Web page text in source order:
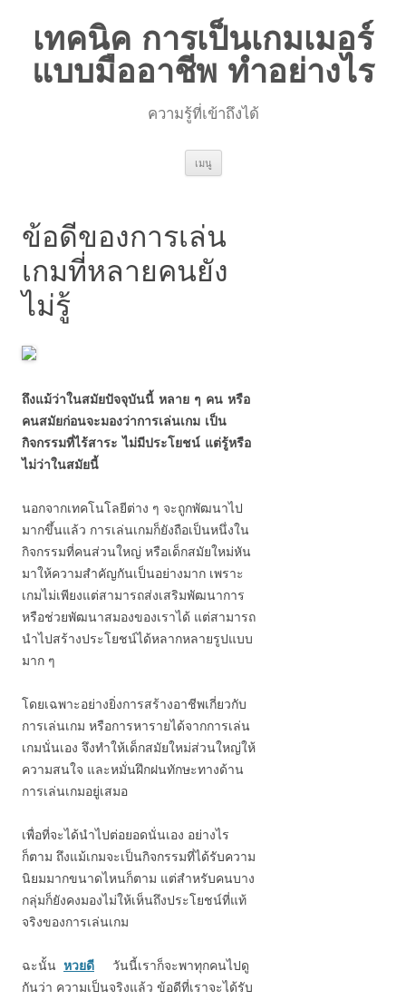
เทคนิค การเป็นเกมเมอร์
แบบมืออาชีพ ทำอย่างไร
ความรู้ที่เข้าถึงได้
เมนู ข้าม
ยัง
ข้อดีของการเล่น
เกมที่หลายคนยัง
ไม่รู้
ถึงแม้ว่าในสมัยปัจจุบันนี้ หลาย ๆ คน หรือ
คนสมัยก่อนจะมองว่าการเล่นเกม เป็น
กิจกรรมที่ไร้สาระ ไม่มีประโยชน์ แต่รู้หรือ
ไม่ว่าในสมัยนี้
นอกจากเทคโนโลยีต่าง ๆ จะถูกพัฒนาไป
มากขึ้นแล้ว การเล่นเกมก็ยังถือเป็นหนึ่งใน
กิจกรรมที่คนส่วนใหญ่ หรือเด็กสมัยใหม่หัน
มาให้ความสำคัญกันเป็นอย่างมาก เพราะ
เกมไม่เพียงแต่สามารถส่งเสริมพัฒนาการ
หรือช่วยพัฒนาสมองของเราได้ แต่สามารถ
นำไปสร้างประโยชน์ได้หลากหลายรูปแบบ
มาก ๆ
โดยเฉพาะอย่างยิ่งการสร้างอาชีพเกี่ยวกับ
การเล่นเกม หรือการหารายได้จากการเล่น
เกมนั่นเอง จึงทำให้เด็กสมัยใหม่ส่วนใหญ่ให้
ความสนใจ และหมั่นฝึกฝนทักษะทางด้าน
การเล่นเกมอยู่เสมอ
เพื่อที่จะได้นำไปต่อยอดนั่นเอง อย่างไร
ก็ตาม ถึงแม้เกมจะเป็นกิจกรรมที่ได้รับความ
นิยมมากขนาดไหนก็ตาม แต่สำหรับคนบาง
กลุ่มก็ยังคงมองไม่ให้เห็นถึงประโยชน์ที่แท้
จริงของการเล่นเกม
ฉะนั้น หวยดี
วันนี้เราก็จะพาทุกคนไปดู
กันว่า ความเป็นจริงแล้ว ข้อดีที่เราจะได้รับ